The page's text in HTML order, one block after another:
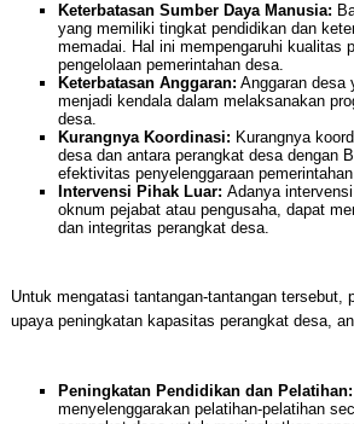
Keterbatasan Sumber Daya Manusia:
yang memiliki tingkat pendidikan dan
memadai. Hal ini mempengaruhi kualitas
pengelolaan pemerintahan desa.
Keterbatasan Anggaran: Anggaran desa
menjadi kendala dalam melaksanakan
desa.
Kurangnya Koordinasi: Kurangnya
desa dan antara perangkat desa dengan
efektivitas penyelenggaraan
Intervensi Pihak Luar: Adanya
oknum pejabat atau pengusaha, dapat
dan integritas perangkat desa.
Untuk mengatasi tantangan-tantangan tersebut,
upaya peningkatan kapasitas perangkat desa,
Peningkatan Pendidikan dan Pelatihan:
menyelenggarakan pelatihan-pelatihan